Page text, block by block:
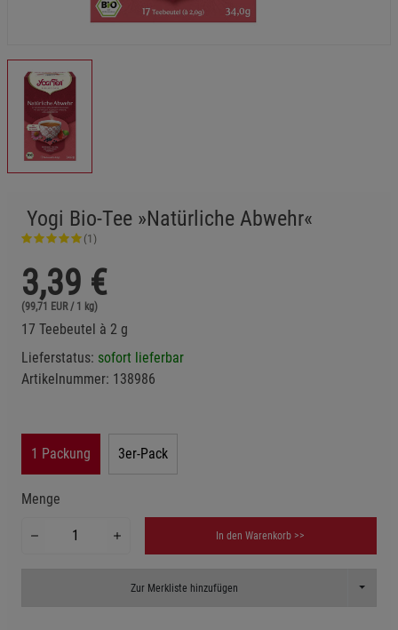
Yogi Bio-Tee »Natürliche Abwehr«
(1)
3,39 €
(99,71 EUR / 1 kg)
17 Teebeutel à 2 g
Lieferstatus: sofort lieferbar
Artikelnummer: 138986
1 Packung 3er-Pack
Menge
In den Warenkorb >>
Zur Merkliste hinzufügen Toggle